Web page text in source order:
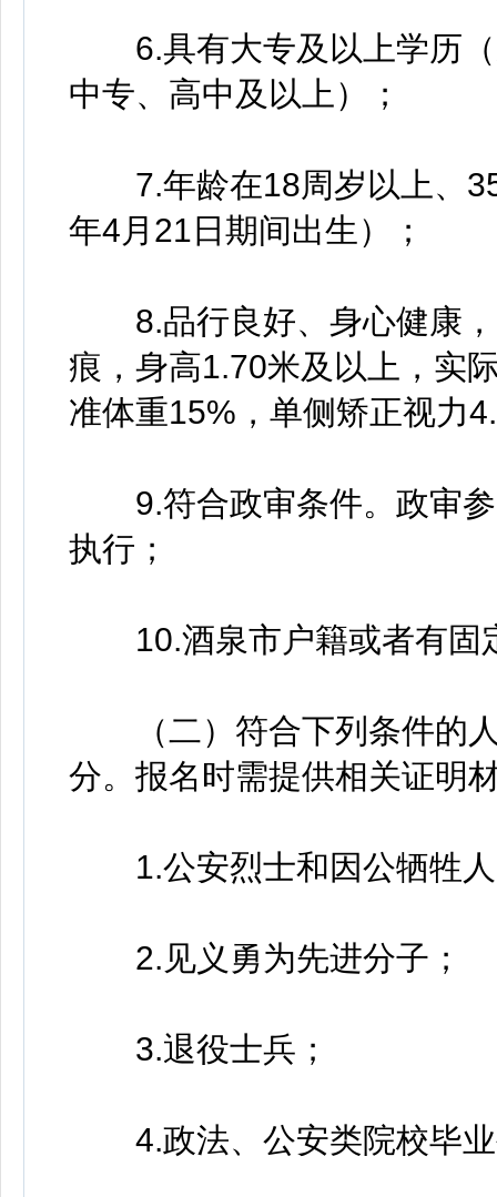
6.具有大专及以上学历（
中专、高中及以上）；
7.年龄在18周岁以上、35
年4月21日期间出生）；
8.品行良好、身心健康，
痕，身高1.70米及以上，实
准体重15%，单侧矫正视力
9.符合政审条件。政审参
执行；
10.酒泉市户籍或者有固
（二）符合下列条件的人
分。报名时需提供相关证明
1.公安烈士和因公牺牲人
2.见义勇为先进分子；
3.退役士兵；
4.政法、公安类院校毕业